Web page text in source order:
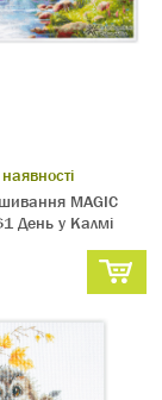
MAGIC
День у Калмі